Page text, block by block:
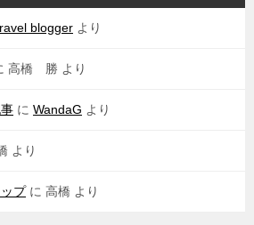
blogger より
高橋 勝 より
に WandaG より
より
プに 高橋 より